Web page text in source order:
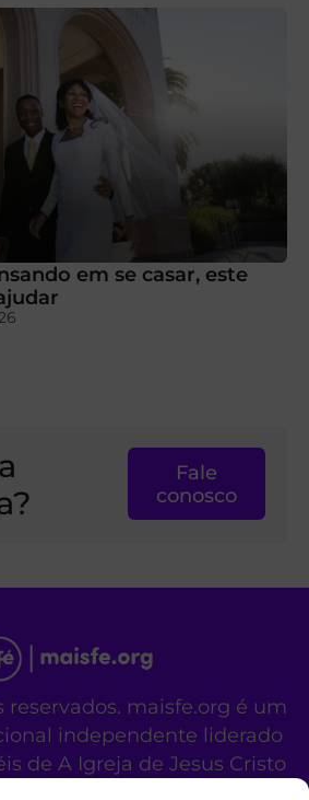
em se casar, este
Fale
conosco
reservados. maisfe.org é um
independente liderado
de A Igreja de Jesus Cristo